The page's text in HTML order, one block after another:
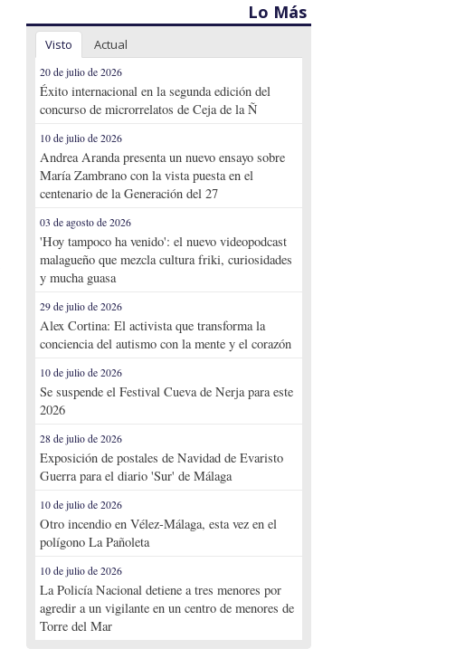
Lo Más
Visto Actual
20 de julio de 2026
Éxito internacional en la segunda edición del
concurso de microrrelatos de Ceja de la Ñ
10 de julio de 2026
Andrea Aranda presenta un nuevo ensayo sobre
María Zambrano con la vista puesta en el
centenario de la Generación del 27
03 de agosto de 2026
'Hoy tampoco ha venido': el nuevo videopodcast
malagueño que mezcla cultura friki, curiosidades
y mucha guasa
29 de julio de 2026
Alex Cortina: El activista que transforma la
conciencia del autismo con la mente y el corazón
10 de julio de 2026
Se suspende el Festival Cueva de Nerja para este
2026
28 de julio de 2026
Exposición de postales de Navidad de Evaristo
Guerra para el diario 'Sur' de Málaga
10 de julio de 2026
Otro incendio en Vélez-Málaga, esta vez en el
polígono La Pañoleta
10 de julio de 2026
La Policía Nacional detiene a tres menores por
agredir a un vigilante en un centro de menores de
Torre del Mar